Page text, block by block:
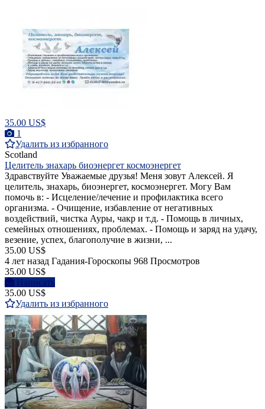
35.00 US$
1
Удалить из избранного
Scotland
Целитель знахарь биоэнергет космоэнергет
Здравствуйте Уважаемые друзья! Меня зовут Алексей. Я
целитель, знахарь, биоэнергет, космоэнергет. Могу Вам
помочь в: - Исцеление/лечение и профилактика всего
организма. - Очищение, избавление от негативных
воздействий, чистка Ауры, чакр и т.д. - Помощь в личных,
семейных отношениях, проблемах. - Помощь и заряд на удачу,
везение, успех, благополучие в жизни, ...
35.00 US$
4 лет назад Гадания-Гороскопы 968 Просмотров
35.00 US$
Написать
35.00 US$
Удалить из избранного